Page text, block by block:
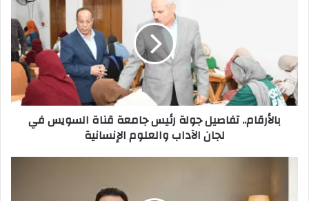
قناة
السويس
في
لجان
الآداببالأرقام.. تفاصيل جولة رئيس جامعة قناة السويس في
لجان الآداب والعلوم الإنسانية